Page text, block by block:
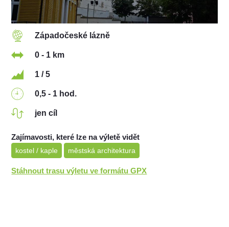
Západočeské lázně
0 - 1 km
1 / 5
0,5 - 1 hod.
jen cíl
Zajímavosti, které lze na výletě vidět
kostel / kaple městská architektura
Stáhnout trasu výletu ve formátu GPX